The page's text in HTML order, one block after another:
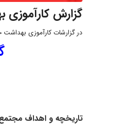
گزارش
درگزارشات کارآموزی بهداشت
تاریخچه و اهداف